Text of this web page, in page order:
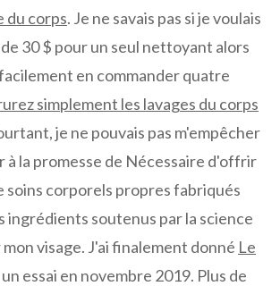
du corps. Je ne savais pas si je voulais
30 $ pour un seul nettoyant alors
en commander quatre
simplement les lavages du corps
je ne pouvais pas m'empêcher
à la promesse de Nécessaire d'offrir
soins corporels propres fabriqués
ingrédients soutenus par la science
visage. J'ai finalement donné Le
un essai en novembre 2019. Plus de